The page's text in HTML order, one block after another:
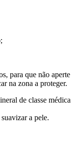
para que não aperte
na zona a proteger.
de classe médica
a pele.